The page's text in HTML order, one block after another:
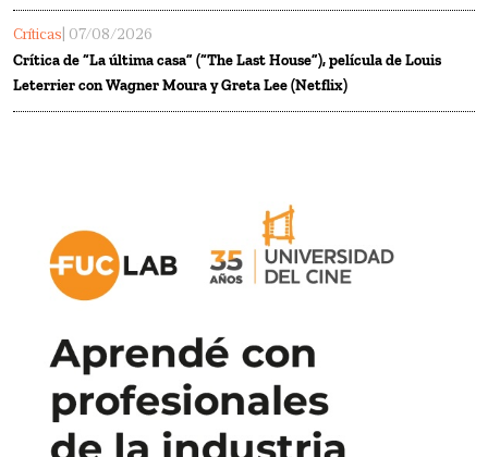
Críticas | 07/08/2026
Crítica de “La última casa” (“The Last House”), película de Louis
Leterrier con Wagner Moura y Greta Lee (Netflix)